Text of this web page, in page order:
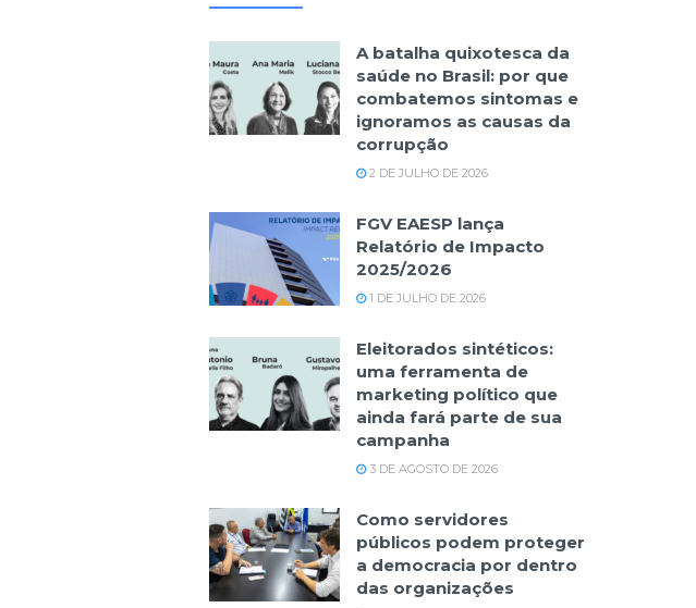
A batalha quixotesca da
saúde no Brasil: por que
combatemos sintomas e
ignoramos as causas da
corrupção
2 DE JULHO DE 2026
FGV EAESP lança
Relatório de Impacto
2025/2026
1 DE JULHO DE 2026
Eleitorados sintéticos:
uma ferramenta de
marketing político que
ainda fará parte de sua
campanha
3 DE AGOSTO DE 2026
Como servidores
públicos podem proteger
a democracia por dentro
das organizações